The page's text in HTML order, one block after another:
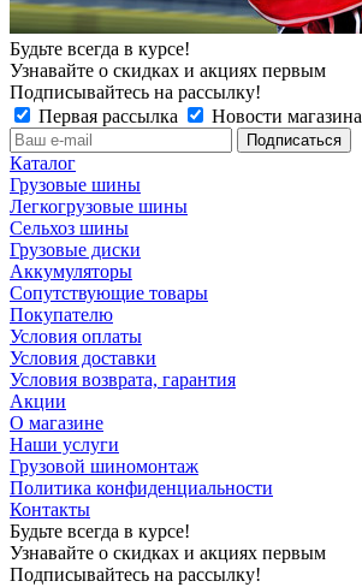
Будьте всегда в курсе!
Узнавайте о скидках и акциях первым
Подписывайтесь на рассылку!
Первая рассылка
Новости магазина
Каталог
Грузовые шины
Легкогрузовые шины
Сельхоз шины
Грузовые диски
Аккумуляторы
Сопутствующие товары
Покупателю
Условия оплаты
Условия доставки
Условия возврата, гарантия
Акции
О магазине
Наши услуги
Грузовой шиномонтаж
Политика конфиденциальности
Контакты
Будьте всегда в курсе!
Узнавайте о скидках и акциях первым
Подписывайтесь на рассылку!